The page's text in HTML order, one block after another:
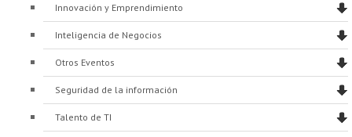
Innovación y Emprendimiento
Inteligencia de Negocios
Otros Eventos
Seguridad de la información
Talento de TI